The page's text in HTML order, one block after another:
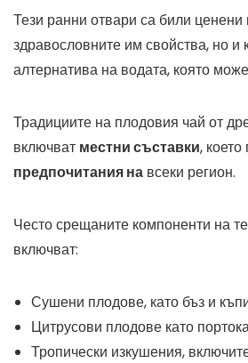
Тези ранни отвари са били
здравословните им свойства, но и
алтернатива на водата, която
Традициите на плодовия чай от
включват местни съставки, което
предпочитания на всеки регион.
Често срещаните компоненти на
включват:
Сушени плодове, като бъз и
Цитрусови плодове като
Тропически изкушения,